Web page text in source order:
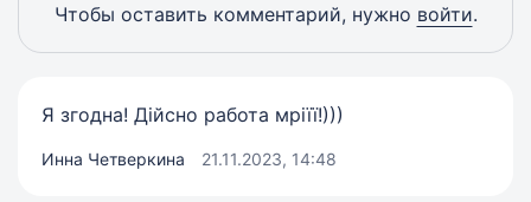
Чтобы оставить комментарий, нужно войти.
Я згодна! Дійсно работа мріїї!)))
Инна Четверкина 21.11.2023, 14:48